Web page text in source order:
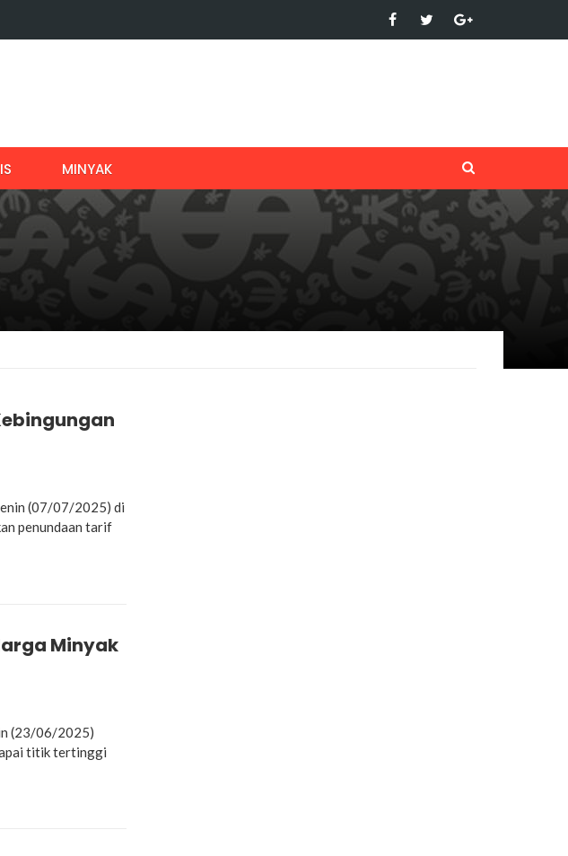
MINYAK
(07/07/2025) di
penundaan tarif
Minyak
(23/06/2025)
titik tertinggi